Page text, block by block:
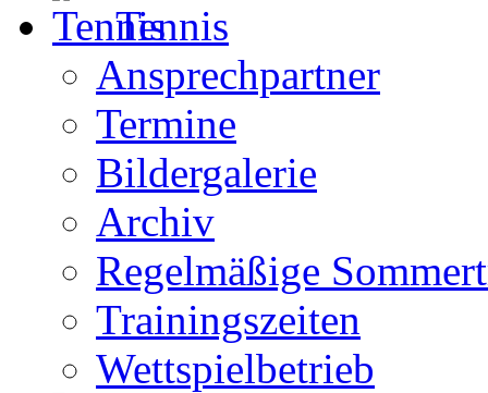
Tennis
Ansprechpartner
Termine
Bildergalerie
Archiv
Regelmäßige
Trainingszeiten
Wettspielbetrieb